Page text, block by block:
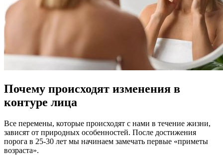
Почему происходят изменения в
контуре лица
Все перемены, которые происходят с нами в течение жизни,
зависят от природных особенностей. После достижения
порога в 25-30 лет мы начинаем замечать первые «приметы
возраста».